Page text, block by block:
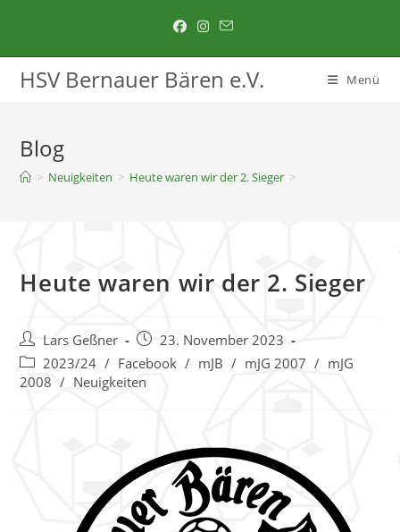
HSV Bernauer Bären e.V. Menü
Blog
> Neuigkeiten > Heute waren wir der 2. Sieger >
Heute waren wir der 2. Sieger
Lars Geßner
23. November 2023
2023/24 / Facebook / mJB / mJG 2007 / mJG
2008 / Neuigkeiten